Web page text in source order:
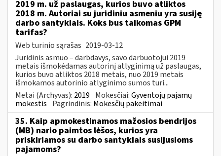
2019 m. už paslaugas, kurios buvo atliktos
2018 m. Autoriai su juridiniu asmeniu yra susiję
darbo santykiais. Koks bus taikomas GPM
tarifas?
Web turinio sąrašas 2019-03-12
Juridinis asmuo – darbdavys, savo darbuotojui 2019
metais išmokėdamas autorinį atlyginimą už paslaugas,
kurios buvo atliktos 2018 metais, nuo 2019 metais
išmokamos autorinio atlyginimo sumos turi...
Metai (Archyvas): 2019 Mokesčiai:Gyventojų pajamų
mokestis Pagrindinis: Mokesčių pakeitimai
35. Kaip apmokestinamos mažosios bendrijos
(MB) nario paimtos lėšos, kurios yra
priskiriamos su darbo santykiais susijusioms
pajamoms?